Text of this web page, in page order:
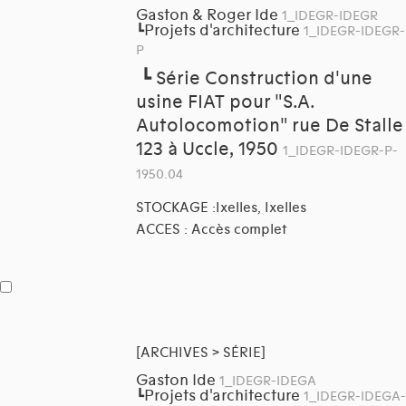
Gaston & Roger Ide 1_IDEGR-IDEGR
┗Projets d'architecture 1_IDEGR-IDEGR-
P
┗ Série Construction d'une
usine FIAT pour "S.A.
Autolocomotion" rue De Stalle
123 à Uccle, 1950 1_IDEGR-IDEGR-P-
1950.04
STOCKAGE :Ixelles, Ixelles
ACCES : Accès complet
[ARCHIVES > SÉRIE]
Gaston Ide 1_IDEGR-IDEGA
┗Projets d'architecture 1_IDEGR-IDEGA-